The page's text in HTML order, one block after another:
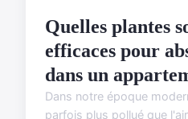
Quelles plantes
efficaces pour
dans un
Dans notre époque
parfois plus pollué que